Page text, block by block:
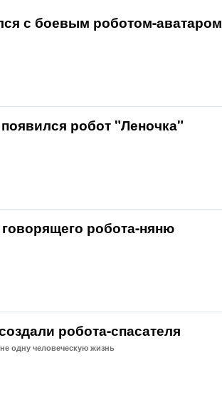
с боевым роботом-аватаром
робот "Леночка"
робота-няню
робота-спасателя
одну человеческую жизнь